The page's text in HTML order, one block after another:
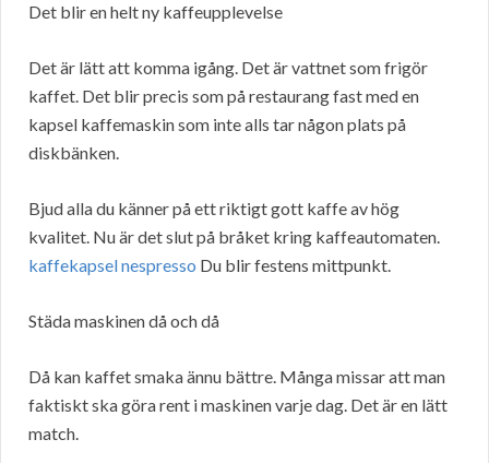
Det blir en helt ny kaffeupplevelse
Det är lätt att komma igång. Det är vattnet som frigör
kaffet. Det blir precis som på restaurang fast med en
kapsel kaffemaskin som inte alls tar någon plats på
diskbänken.
Bjud alla du känner på ett riktigt gott kaffe av hög
kvalitet. Nu är det slut på bråket kring kaffeautomaten.
kaffekapsel nespresso Du blir festens mittpunkt.
Städa maskinen då och då
Då kan kaffet smaka ännu bättre. Många missar att man
faktiskt ska göra rent i maskinen varje dag. Det är en lätt
match.